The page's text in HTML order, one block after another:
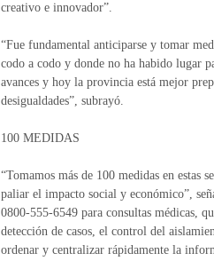
creativo e innovador”.
“Fue fundamental anticiparse y tomar
codo a codo y donde no ha habido lugar
avances y hoy la provincia está mejor
desigualdades”, subrayó.
100 MEDIDAS
“Tomamos más de 100 medidas en estas
paliar el impacto social y económico”,
0800-555-6549 para consultas médicas,
detección de casos, el control del
ordenar y centralizar rápidamente la